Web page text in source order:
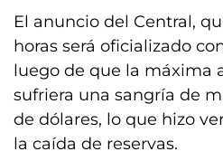
El anuncio del Central,
horas será oficializado
luego de que la máxima
sufriera una sangría de
de dólares, lo que hizo
la caída de reservas.